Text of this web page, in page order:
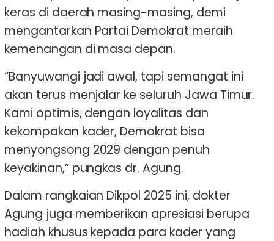
keras di daerah masing-masing, demi
mengantarkan Partai Demokrat meraih
kemenangan di masa depan.
“Banyuwangi jadi awal, tapi semangat ini
akan terus menjalar ke seluruh Jawa Timur.
Kami optimis, dengan loyalitas dan
kekompakan kader, Demokrat bisa
menyongsong 2029 dengan penuh
keyakinan,” pungkas dr. Agung.
Dalam rangkaian Dikpol 2025 ini, dokter
Agung juga memberikan apresiasi berupa
hadiah khusus kepada para kader yang